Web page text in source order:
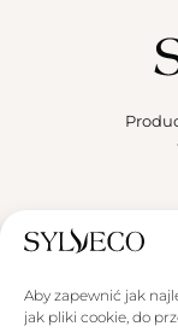
Aby zapewnić jak
jak pliki cookie, do